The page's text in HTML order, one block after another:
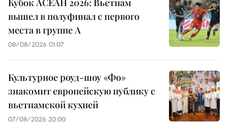
Кубок АСЕАН 2026: Вьетнам
вышел в полуфинал с первого
места в группе A
08/08/2026 01:07
Культурное роуд-шоу «Фо»
знакомит европейскую публику с
вьетнамской кухней
07/08/2026 20:00